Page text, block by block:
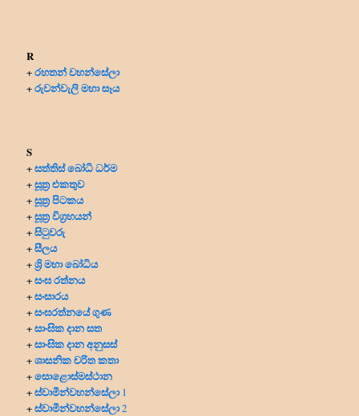
R
+රහතන් වහන්සේලා
+රුවන්වැලි මහා සෑය
S
+සත්තිස් බෝධි ධර්ම
+සූත්‍ර එකතුව
+සූත්‍ර පිටකය
+සූත්‍ර විග්‍රහයන්
+සිටුවරු
+සීලය
+ශ්‍රි මහා බෝධිය
+සංඝ රත්නය
+සංසාරය
+සංඝරත්නයේ ගුණ
+සාංඝික දාන සත
+සාංඝික දාන අනුසස්
+ශාසනික චරිත කතා
+සොළොස්මස්ථාන
+ස්වාමීන්වහන්සේලා1
+ස්වාමීන්වහන්සේලා2